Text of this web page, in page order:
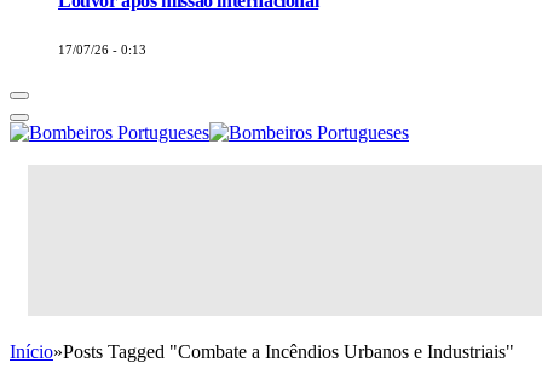
17/07/26 - 0:13
Início»Posts Tagged "Combate a Incêndios Urbanos e Industriais"